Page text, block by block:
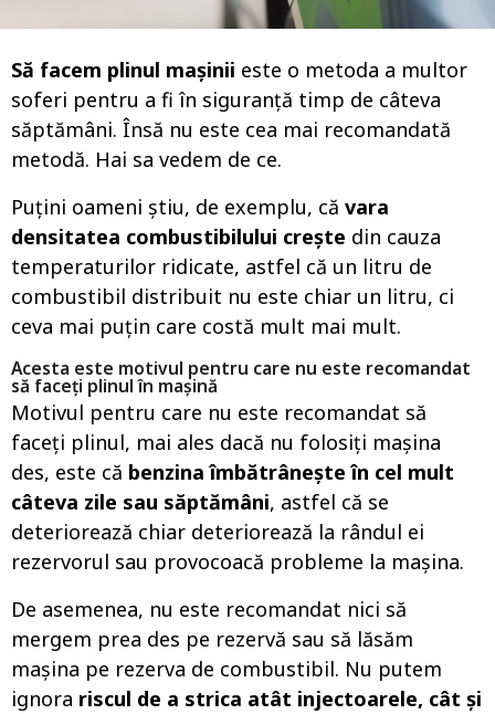
Să facem plinul mașinii este o metoda a multor
soferi pentru a fi în siguranță timp de câteva
săptămâni. Însă nu este cea mai recomandată
metodă. Hai sa vedem de ce.
Puțini oameni știu, de exemplu, că vara
densitatea combustibilului crește din cauza
temperaturilor ridicate, astfel că un litru de
combustibil distribuit nu este chiar un litru, ci
ceva mai puțin care costă mult mai mult.
Acesta este motivul pentru care nu este recomandat
să faceți plinul în mașină
Motivul pentru care nu este recomandat să
faceți plinul, mai ales dacă nu folosiți mașina
des, este că benzina îmbătrânește în cel mult
câteva zile sau săptămâni, astfel că se
deteriorează chiar deteriorează la rândul ei
rezervorul sau provocoacă probleme la mașina.
De asemenea, nu este recomandat nici să
mergem prea des pe rezervă sau să lăsăm
mașina pe rezerva de combustibil. Nu putem
ignora riscul de a strica atât injectoarele, cât și